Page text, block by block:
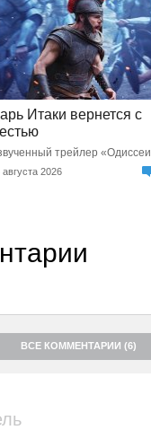
Итаки вернется с
трейлер
августа 2026
ВСЕ КОММЕНТАРИИ (6)